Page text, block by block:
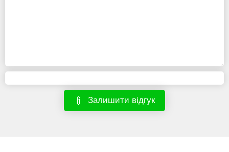
Залишити відгук